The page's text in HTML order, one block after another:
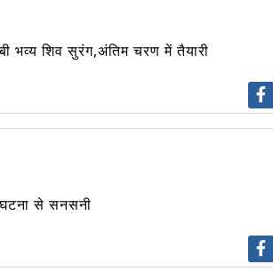
भव्य शिव सुरंग,अंतिम चरण में तैयारी
से सनसनी